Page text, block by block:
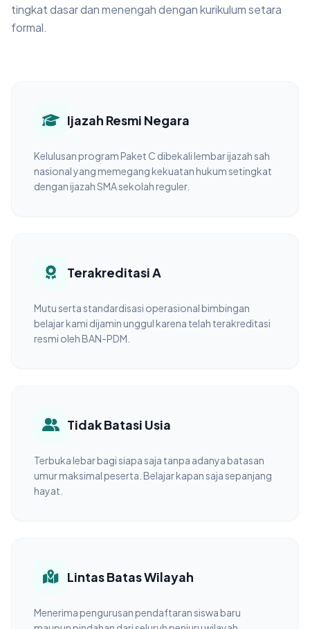
tingkat dasar dan menengah dengan kurikulum setara
formal.
Ijazah Resmi Negara
Kelulusan program Paket C dibekali lembar ijazah sah
nasional yang memegang kekuatan hukum setingkat
dengan ijazah SMA sekolah reguler.
Terakreditasi A
Mutu serta standardisasi operasional bimbingan
belajar kami dijamin unggul karena telah terakreditasi
resmi oleh BAN-PDM.
Tidak Batasi Usia
Terbuka lebar bagi siapa saja tanpa adanya batasan
umur maksimal peserta. Belajar kapan saja sepanjang
hayat.
Lintas Batas Wilayah
Menerima pengurusan pendaftaran siswa baru